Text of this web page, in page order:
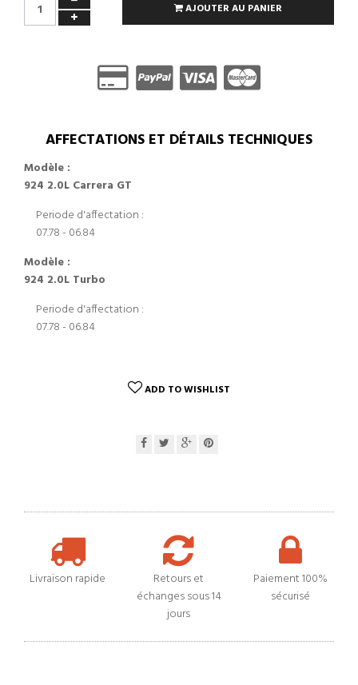
AJOUTER AU PANIER
AFFECTATIONS ET DÉTAILS TECHNIQUES
Modèle :
924 2.0L Carrera GT
Periode d'affectation :
07.78 - 06.84
Modèle :
924 2.0L Turbo
Periode d'affectation :
07.78 - 06.84
ADD TO WISHLIST
Livraison rapide
Retours et
échanges sous 14
jours
Paiement 100%
sécurisé